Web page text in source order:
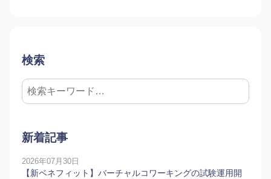
検索
新着記事
2026年07月30日
【新ベネフィット】バーチャルコワーキングの試験運用開